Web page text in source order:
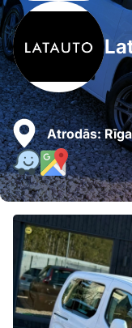
Atrodās:Rīga